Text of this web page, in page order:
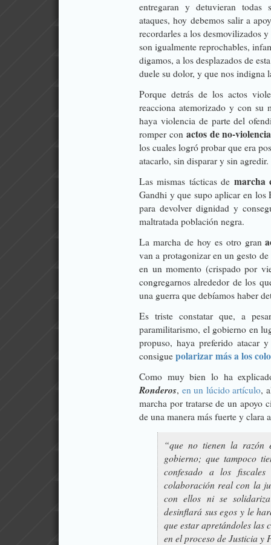
entregaran y detuvieran todas
ataques, hoy debemos salir a
recordarles a los desmovilizados
son igualmente reprochables,
digamos, a los desplazados de
duele su dolor, y que nos indigna
Porque detrás de los actos
reacciona atemorizado y con su
haya violencia de parte del
romper con actos de no-violencia
los cuales logró probar que era
atacarlo, sin disparar y sin agredir.
Las mismas tácticas de marcha
Gandhi y que supo aplicar en los
para devolver dignidad y
maltratada población negra.
La marcha de hoy es otro gran
van a protagonizar en un gesto
en un momento (crispado por
congregarnos alrededor de los
una guerra que debíamos haber
Es triste constatar que, a
paramilitarismo, el gobierno en
propuso, haya preferido atacar
consigue polarizar más a los
Como muy bien lo ha
Ronderos, en un lúcido artículo,
marcha por tratarse de un apoyo
de una manera más fuerte y clara
“que no tienen la razón
gobierno; que tampoco
confesado a los
colaboración real con la
con ellos ni se
desinflará sus egos y le
que estar apretándoles las
en el proceso de Justicia y